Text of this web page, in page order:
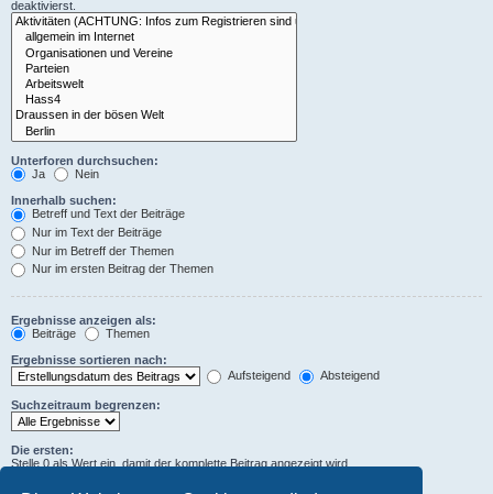
deaktivierst.
Unterforen durchsuchen:
Ja
Nein
Innerhalb suchen:
Betreff und Text der Beiträge
Nur im Text der Beiträge
Nur im Betreff der Themen
Nur im ersten Beitrag der Themen
Ergebnisse anzeigen als:
Beiträge
Themen
Ergebnisse sortieren nach:
Aufsteigend
Absteigend
Suchzeitraum begrenzen:
Die ersten:
Stelle 0 als Wert ein, damit der komplette Beitrag angezeigt wird.